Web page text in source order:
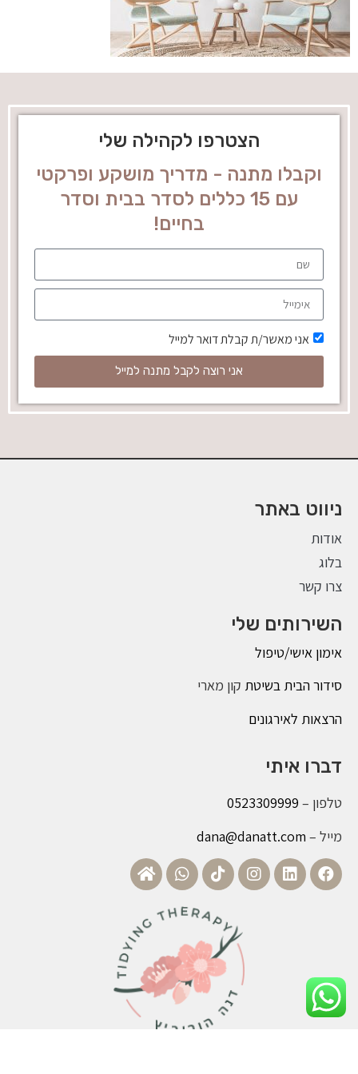
הצטרפו לקהילה שלי
וקבלו מתנה - מדריך מושקע ופרקטי
עם 15 כללים לסדר בבית וסדר
בחיים!
אני מאשר/ת קבלת דואר למייל
אני רוצה לקבל מתנה למייל
ניווט באתר
אודות
בלוג
צרו קשר
השירותים שלי
אימון אישי/טיפול
סידור הבית בשיטת קון מארי
הרצאות לאירגונים
דברו איתי
טלפון – 0523309999
מייל – dana@danatt.com